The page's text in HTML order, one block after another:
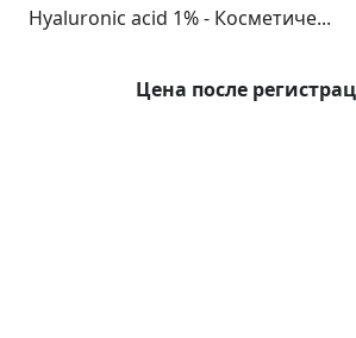
Hyaluronic acid 1% - Косметиче...
Цена после